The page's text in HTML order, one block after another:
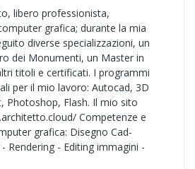
libero professionista,
grafica; durante la mia
diverse specializzazioni, un
dei Monumenti, un Master in
titoli e certificati. I programmi
per il mio lavoro: Autocad, 3D
Photoshop, Flash. Il mio sito
Competenze e
grafica: Disegno Cad-
Rendering - Editing immagini -